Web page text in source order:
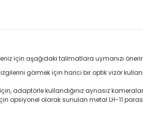
için aşağıdaki talimatlara uymanızı
görmek için harici bir optik vizör
adaptörle kullandığınız aynasız
opsiyonel olarak sunulan metal LH-11